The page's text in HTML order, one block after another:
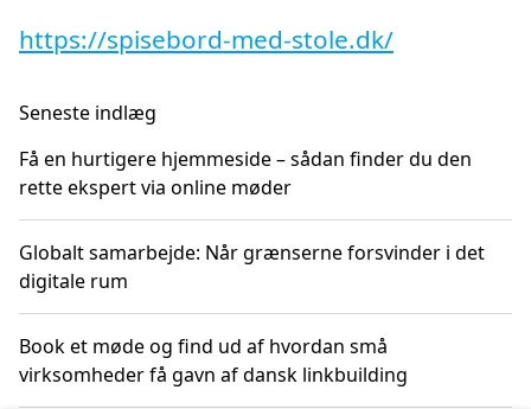
https://spisebord-med-stole.dk/
Seneste indlæg
Få en hurtigere hjemmeside – sådan finder du den
rette ekspert via online møder
Globalt samarbejde: Når grænserne forsvinder i det
digitale rum
Book et møde og find ud af hvordan små
virksomheder få gavn af dansk linkbuilding